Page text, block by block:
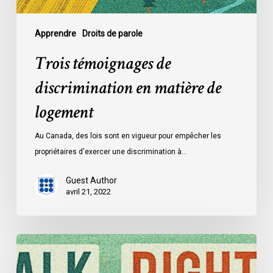
Apprendre Droits de parole
Trois témoignages de
discrimination en matière de
logement
Au Canada, des lois sont en vigueur pour empêcher les
propriétaires d'exercer une discrimination à…
Guest Author
avril 21, 2022
Trois
témoignages